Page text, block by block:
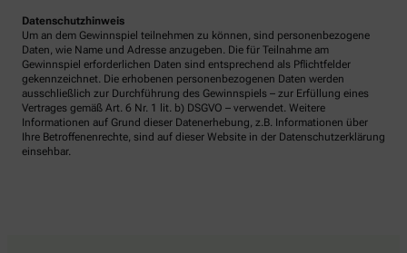
Datenschutzhinweis
Um an dem Gewinnspiel teilnehmen zu können, sind personenbezogene
Daten, wie Name und Adresse anzugeben. Die für Teilnahme am
Gewinnspiel erforderlichen Daten sind entsprechend als Pflichtfelder
gekennzeichnet. Die erhobenen personenbezogenen Daten werden
ausschließlich zur Durchführung des Gewinnspiels – zur Erfüllung eines
Vertrages gemäß Art. 6 Nr. 1 lit. b) DSGVO – verwendet. Weitere
Informationen auf Grund dieser Datenerhebung, z.B. Informationen über
Ihre Betroffenenrechte, sind auf dieser Website in der Datenschutzerklärung
einsehbar.